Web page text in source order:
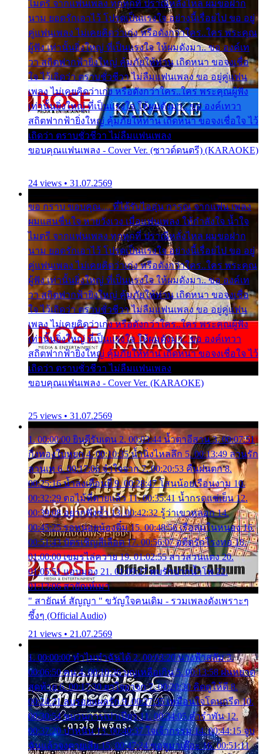
ไมตรี จากแฟนเพลง ทุกทุกที่ ปราณีหลั่งไหล ผมขอฝาก
นาม ยอดรักเอาไว้ โปรดเป็นแรงใจ อย่างนี้เรื่อยไป ขอ อยู่
คู่แฟนเพลง ไม่เคยคิดว่าเก่ง หรือดังกว่าใคร..ใคร พระคุณ
ผู้ฟัง เท่านั้นยิ่งใหญ่ ที่เป็นแรงใจ ให้ผมดังมา.. ขอ องค์เท
วา สถิตฟากฟ้ายิ่งใหญ่ คุ้มภัยให้ท่าน เถิดหนา ขอจงเชื่อ
ใจ ไว้เถิดว่า ตราบชั่วชีวา ไม่ลืมแฟนเพลง ขอ อยู่คู่แฟน
เพลง ไม่เคยคิดว่าเก่ง หรือดังกว่าใคร..ใคร พระคุณผู้ฟัง
เท่านั้นยิ่งใหญ่ ที่เป็นแรงใจ ให้ผมดังมา.. ขอ องค์เทวา
สถิตฟากฟ้ายิ่งใหญ่ คุ้มภัยให้ท่าน เถิดหนา ขอจงเชื่อใจ ไว้
เถิดว่า ตราบชั่วชีวา ไม่ลืมแฟนเพลง
ขอบคุณแฟนเพลง - Cover Ver. (ซาวด์ดนตรี) (KARAOKE)
24 views • 31.07.2569
ขอ กราบ ขอบคุณ.... ที่ได้รับไออุ่น การุณ จากแฟน เพลง
ผมแสนชื่นใจ หายวังเวง เมื่อแฟนเพลง ให้กำลังใจ น้ำใจ
ไมตรี จากแฟนเพลง ทุกทุกที่ ปราณีหลั่งไหล ผมขอฝาก
นาม ยอดรักเอาไว้ โปรดเป็นแรงใจ อย่างนี้เรื่อยไป ขอ อยู่
คู่แฟนเพลง ไม่เคยคิดว่าเก่ง หรือดังกว่าใคร..ใคร พระคุณ
ผู้ฟัง เท่านั้นยิ่งใหญ่ ที่เป็นแรงใจ ให้ผมดังมา.. ขอ องค์เท
วา สถิตฟากฟ้ายิ่งใหญ่ คุ้มภัยให้ท่าน เถิดหนา ขอจงเชื่อ
ใจ ไว้เถิดว่า ตราบชั่วชีวา ไม่ลืมแฟนเพลง ขอ อยู่คู่แฟน
เพลง ไม่เคยคิดว่าเก่ง หรือดังกว่าใคร..ใคร พระคุณผู้ฟัง
เท่านั้นยิ่งใหญ่ ที่เป็นแรงใจ ให้ผมดังมา.. ขอ องค์เทวา
สถิตฟากฟ้ายิ่งใหญ่ คุ้มภัยให้ท่าน เถิดหนา ขอจงเชื่อใจ ไว้
เถิดว่า ตราบชั่วชีวา ไม่ลืมแฟนเพลง
ขอบคุณแฟนเพลง - Cover Ver. (KARAOKE)
25 views • 31.07.2569
1. 00:00:00 ยินดีรับเดน 2. 00:03:44 น้ำตาอีสาน 3. 00:07:51
กิ่งทองใบหยก 4. 00:10:35 น้ำนิ่งไหลลึก 5. 00:13:49 ลานรัก
ลานเท 6. 00:17:06 จำใจจาก 7. 00:20:53 คืนฝนตก 8.
00:25:16 น้ำลงเดือนยี่ 9. 00:28:47 โสนน้อยเรือนงาม 10.
00:32:29 ตอไม้ที่ตายแล้ว 11. 00:35:41 น้ำกรดแช่เย็น 12.
00:39:08 อยากฟังซ้ำ 13. 00:42:32 รู้ว่าเขาหลอก 14.
00:45:25 รอหน่อยน้องติ๋ม 15. 00:48:56 เรือล่มในหนอง 16.
00:51:43 บัตรเชิญสีเลือด 17. 00:56:07 อดีตรักโรงทอ 18.
01:00:00 เขมรไล่ควาย 19. 01:02:55 สาวสวนแตง 20.
01:05:51 แอบมอง 21. 01:09:27 พบรักปากน้ำโพ 22.
01:13:06 สายัณห์เมา
" สายัณห์ สัญญา " ขวัญใจคนเดิม - รวมเพลงดังเพราะๆ
ซึ้งๆ (Official Audio)
21 views • 21.07.2569
1. 00:00:00 ทำไมทำฉันได้ 2. 00:03:20 นางฟ้าสลัม 3.
00:06:50 คน 4. 00:10:36 บุญเหลือเกิน 5. 00:13:58 ฝนหยาด
สุดท้าย 6. 00:17:30 ยาใจยาจก 7. 00:20:30 คิดดูให้ดี 8.
00:24:21 ลบรอยแผลรัก 9. 00:27:35 เหมือนใจโดนกรีด 10.
00:30:54 ขบวนการเปาเปียว 11. 00:34:05 คำรำพัน 12.
00:37:20 ปาหนัน 13. 00:40:37 ใจเจ้ากรรม 14. 00:44:15 จูบ
ฉันแล้วจงตายเสีย 15. 00:47:24 ขอสูมาเต๊อะ 16. 00:51:11